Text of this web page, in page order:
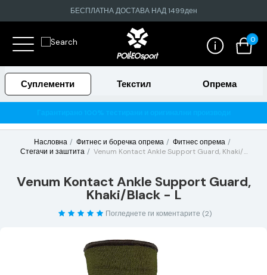
БЕСПЛАТНА ДОСТАВА НАД 1499ден
0
Суплементи Текстил Опрема
Насловна Фитнес и боречка опрема
Фитнес опрема
Стегачи и заштита
Venum Kontact Ankle Support Guard, Khaki/Black - L
Venum Kontact Ankle Support Guard,
Khaki/Black - L
Погледнете ги коментарите (2)